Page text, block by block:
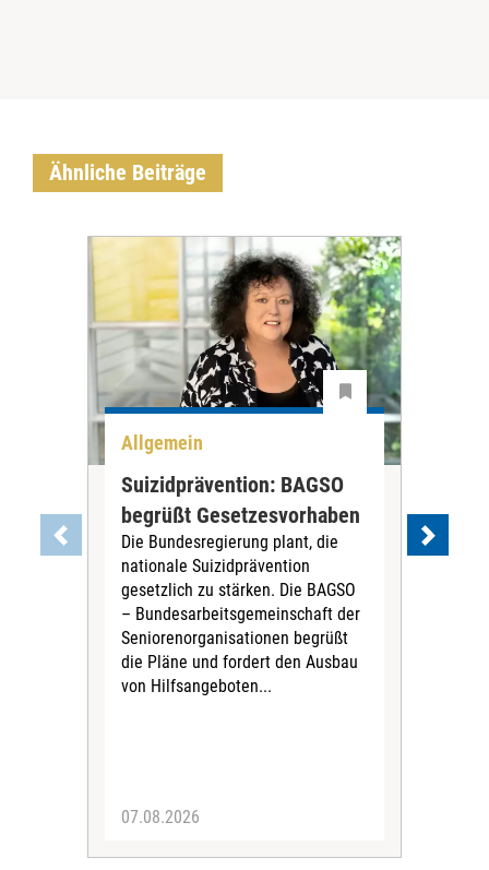
Ähnliche Beiträge
Allgemein
Suizidprävention: BAGSO
begrüßt Gesetzesvorhaben
Die Bundesregierung plant, die
nationale Suizidprävention
gesetzlich zu stärken. Die BAGSO
– Bundesarbeitsgemeinschaft der
Seniorenorganisationen begrüßt
die Pläne und fordert den Ausbau
von Hilfsangeboten...
07.08.2026